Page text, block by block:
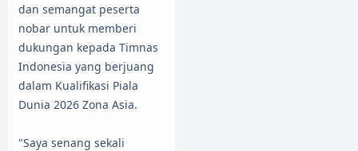
dan semangat peserta
nobar untuk memberi
dukungan kepada Timnas
Indonesia yang berjuang
dalam Kualifikasi Piala
Dunia 2026 Zona Asia.
"Saya senang sekali